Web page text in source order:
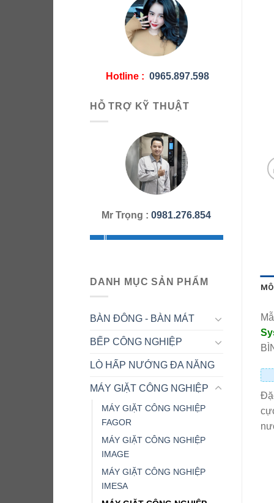
Hotline :0965.897.598
HỖ TRỢ KỸ THUẬT
Mr Trọng :0981.276.854
DANH MỤC SẢN PHẨM
BÀN ĐÔNG - BÀN MÁT
BẾP CÔNG NGHIỆP
LÒ HẤP NƯỚNG ĐA NĂNG
MÁY GIẶT CÔNG NGHIỆP
MÁY GIẶT CÔNG NGHIỆP
FAGOR
MÁY GIẶT CÔNG NGHIỆP
IMAGE
MÁY GIẶT CÔNG NGHIỆP
IMESA